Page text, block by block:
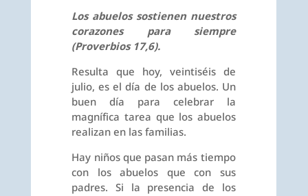
Los abuelos sostienen nuestros
corazones para siempre
(Proverbios 17,6).
Resulta que hoy, veintiséis de
julio, es el día de los abuelos. Un
buen día para celebrar la
magnífica tarea que los abuelos
realizan en las familias.
Hay niños que pasan más tiempo
con los abuelos que con sus
padres. Si la presencia de los